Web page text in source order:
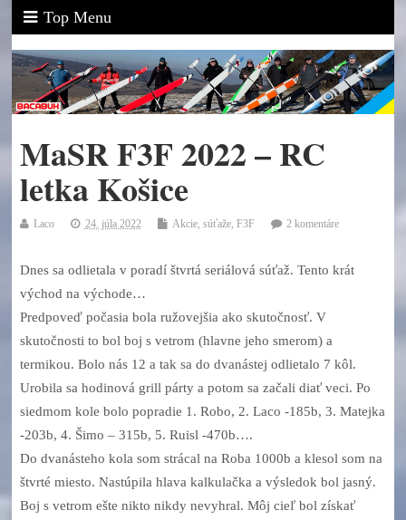
Top Menu
MaSR F3F 2022 – RC
letka Košice
Laco 24. júla 2022 Akcie, súťaže, F3F 2 komentáre
Dnes sa odlietala v poradí štvrtá seriálová súťaž. Tento krát
východ na východe…
Predpoveď počasia bola ružovejšia ako skutočnosť. V
skutočnosti to bol boj s vetrom (hlavne jeho smerom) a
termikou. Bolo nás 12 a tak sa do dvanástej odlietalo 7 kôl.
Urobila sa hodinová grill párty a potom sa začali diať veci. Po
siedmom kole bolo popradie 1. Robo, 2. Laco -185b, 3. Matejka
-203b, 4. Šimo – 315b, 5. Ruisl -470b….
Do dvanásteho kola som strácal na Roba 1000b a klesol som na
štvrté miesto. Nastúpila hlava kalkulačka a výsledok bol jasný.
Boj s vetrom ešte nikto nikdy nevyhral. Môj cieľ bol získať